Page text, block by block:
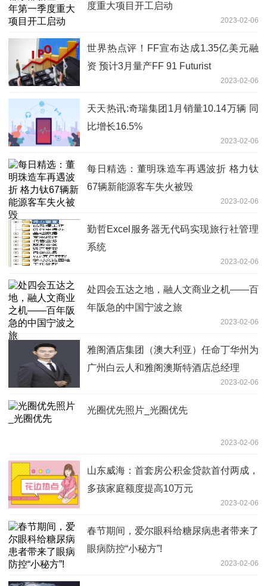
度重大项目开工启动
2023-02-06
世界热点评！FF宣布达成1.35亿美元融
资 预计3月量产FF 91 Futurist
2023-02-06
天天热讯:奇瑞集团1月销量10.14万辆 同
比增长16.5%
2023-02-06
每日精选：董明珠造车再遇波折 格力钛
67辆新能源客车失火被毁
2023-02-06
勤哲Excel服务器无代码实现旅行社管理
系统
2023-02-06
处四会五达之地，融人文商业之机——百
年阪急的中国宁波之旅
2023-02-06
雅阁酒店集团（澳大利亚）任命丁华州为
广州白云人和雅阁澳斯特酒店总经理
2023-02-06
光圈优先照片_光圈优先
2023-02-06
山东威海：首套房公积金贷款首付两成，
多孩家庭额度提高10万元
2023-02-06
春节期间，爱尔眼科给糖尿病患者带来了
眼病防控“小秘方”!
2023-02-06